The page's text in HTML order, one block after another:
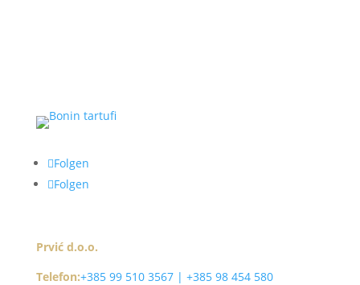
Folgen
Folgen
Prvić d.o.o.
Telefon:+385 99 510 3567 | +385 98 454 580